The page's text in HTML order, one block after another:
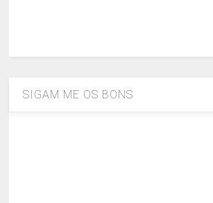
SIGAM ME OS BONS